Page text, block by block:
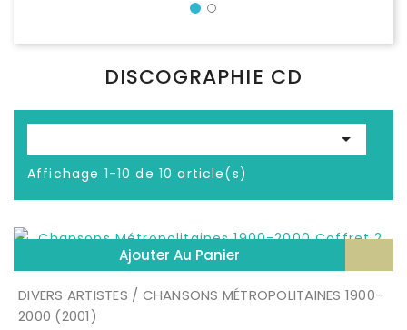
DISCOGRAPHIE CD

Affichage 1-10 de 10 article(s)
Ajouter Au Panier
DIVERS ARTISTES / CHANSONS MÉTROPOLITAINES 1900-
2000 (2001)